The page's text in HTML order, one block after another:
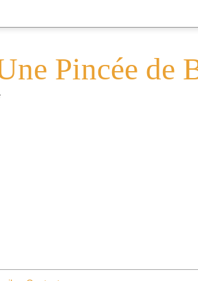
Pincée de